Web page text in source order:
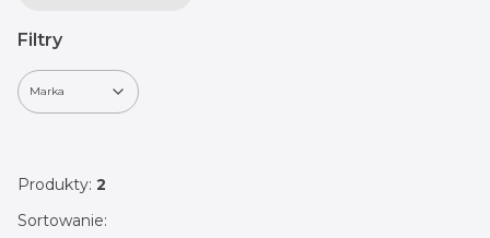
Filtry
Marka
Produkty: 2
Lista produktów
Sortowanie: